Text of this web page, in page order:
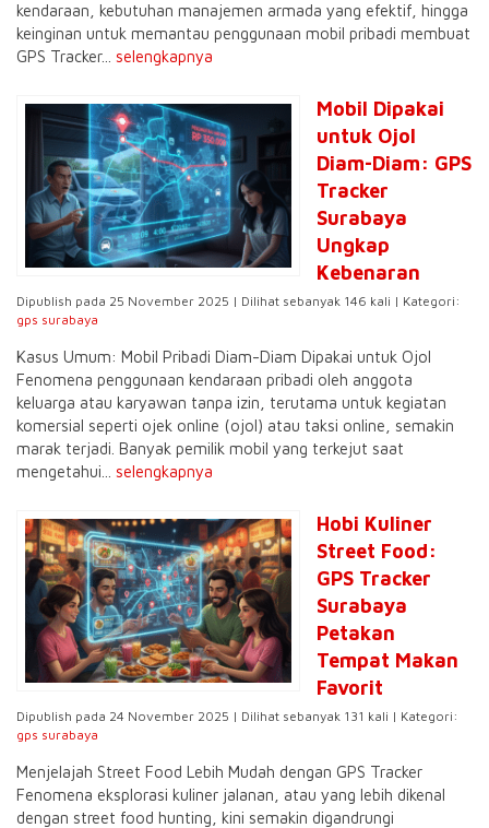
kendaraan, kebutuhan manajemen armada yang efektif, hingga
keinginan untuk memantau penggunaan mobil pribadi membuat
GPS Tracker... selengkapnya
Mobil Dipakai
untuk Ojol
Diam-Diam: GPS
Tracker
Surabaya
Ungkap
Kebenaran
Dipublish pada 25 November 2025 | Dilihat sebanyak 146 kali | Kategori:
gps surabaya
Kasus Umum: Mobil Pribadi Diam-Diam Dipakai untuk Ojol
Fenomena penggunaan kendaraan pribadi oleh anggota
keluarga atau karyawan tanpa izin, terutama untuk kegiatan
komersial seperti ojek online (ojol) atau taksi online, semakin
marak terjadi. Banyak pemilik mobil yang terkejut saat
mengetahui... selengkapnya
Hobi Kuliner
Street Food:
GPS Tracker
Surabaya
Petakan
Tempat Makan
Favorit
Dipublish pada 24 November 2025 | Dilihat sebanyak 131 kali | Kategori:
gps surabaya
Menjelajah Street Food Lebih Mudah dengan GPS Tracker
Fenomena eksplorasi kuliner jalanan, atau yang lebih dikenal
dengan street food hunting, kini semakin digandrungi